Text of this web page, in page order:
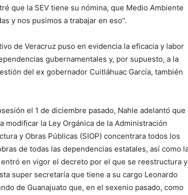
que la SEV tiene su nómina, que Medio Ambiente
y nos pusimos a trabajar en eso”.
de Veracruz puso en evidencia la eficacia y labor
gubernamentales y, por supuesto, a la
del ex gobernador Cuitláhuac García, también
el 1 de diciembre pasado, Nahle adelantó que
modificar la Ley Orgánica de la Administración
y Obras Públicas (SIOP) concentrara todos los
de todas las dependencias estatales, así como
en vigor el decreto por el que se reestructura y
super secretaría que tiene a su cargo Leonardo
de Guanajuato que, en el sexenio pasado, como